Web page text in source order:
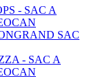
GRAND SAC